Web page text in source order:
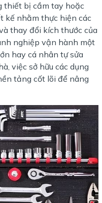
thiết bị cầm tay hoặc
kế nhằm thực hiện các
thay đổi kích thước của
nghiệp vận hành một
hay cá nhân tự sửa
việc sở hữu các dụng
tảng cốt lõi để nâng